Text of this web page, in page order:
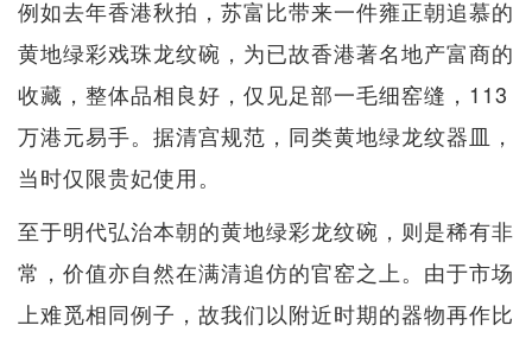
例如去年香港秋拍，苏富比带来一件雍正朝追慕的
黄地绿彩戏珠龙纹碗，为已故香港著名地产富商的
收藏，整体品相良好，仅见足部一毛细窑缝，113
万港元易手。据清宫规范，同类黄地绿龙纹器皿，
当时仅限贵妃使用。
至于明代弘治本朝的黄地绿彩龙纹碗，则是稀有非
常，价值亦自然在满清追仿的官窑之上。由于市场
上难觅相同例子，故我们以附近时期的器物再作比